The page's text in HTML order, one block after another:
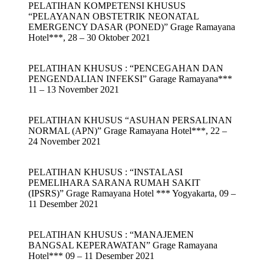
PELATIHAN KOMPETENSI KHUSUS
“PELAYANAN OBSTETRIK NEONATAL
EMERGENCY DASAR (PONED)” Grage Ramayana
Hotel***, 28 – 30 Oktober 2021
PELATIHAN KHUSUS : “PENCEGAHAN DAN
PENGENDALIAN INFEKSI” Garage Ramayana***
11 – 13 November 2021
PELATIHAN KHUSUS “ASUHAN PERSALINAN
NORMAL (APN)” Grage Ramayana Hotel***, 22 –
24 November 2021
PELATIHAN KHUSUS : “INSTALASI
PEMELIHARA SARANA RUMAH SAKIT
(IPSRS)” Grage Ramayana Hotel *** Yogyakarta, 09 –
11 Desember 2021
PELATIHAN KHUSUS : “MANAJEMEN
BANGSAL KEPERAWATAN” Grage Ramayana
Hotel*** 09 – 11 Desember 2021